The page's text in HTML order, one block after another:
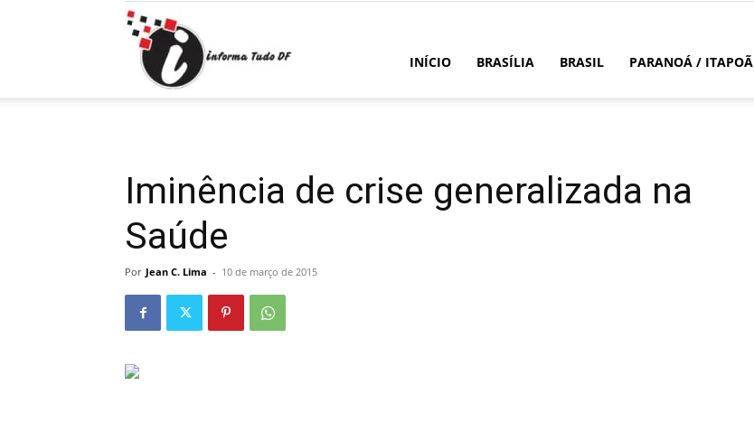
Informa
INÍCIO BRASÍLIA BRASIL PARANOÁ / ITAPOÃ
Iminência de crise generalizada na
Saúde
Por Jean C. Lima - 10 de março de 2015